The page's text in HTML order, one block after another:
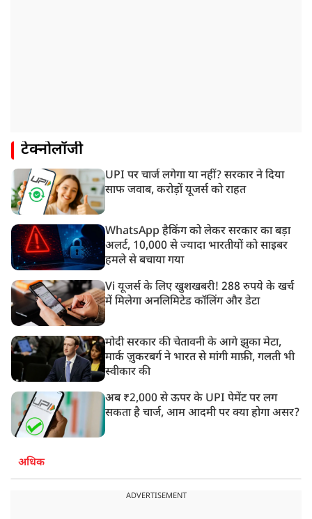
टेक्नोलॉजी
UPI पर चार्ज लगेगा या नहीं? सरकार ने दिया
साफ जवाब, करोड़ों यूजर्स को राहत
WhatsApp हैकिंग को लेकर सरकार का बड़ा
अलर्ट, 10,000 से ज्यादा भारतीयों को साइबर
हमले से बचाया गया
Vi यूजर्स के लिए खुशखबरी! 288 रुपये के खर्च
में मिलेगा अनलिमिटेड कॉलिंग और डेटा
मोदी सरकार की चेतावनी के आगे झुका मेटा,
मार्क ज़ुकरबर्ग ने भारत से मांगी माफ़ी, गलती भी
स्वीकार की
अब ₹2,000 से ऊपर के UPI पेमेंट पर लग
सकता है चार्ज, आम आदमी पर क्या होगा असर?
अधिक
ADVERTISEMENT